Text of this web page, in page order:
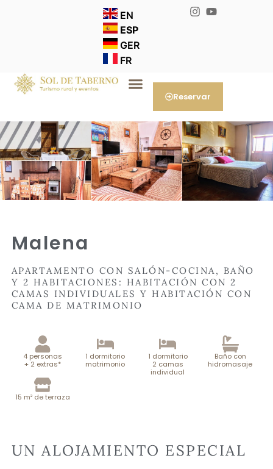
EN
ESP
GER
FR
Reservar
Malena
APARTAMENTO CON SALÓN-COCINA, BAÑO
Y 2 HABITACIONES: HABITACIÓN CON 2
CAMAS INDIVIDUALES Y HABITACIÓN CON
CAMA DE MATRIMONIO
4 personas
+ 2 extras*
1 dormitorio
matrimonio
1 dormitorio
2 camas
individual
Baño con
hidromasaje
15 m² de terraza
UN ALOJAMIENTO ESPECIAL